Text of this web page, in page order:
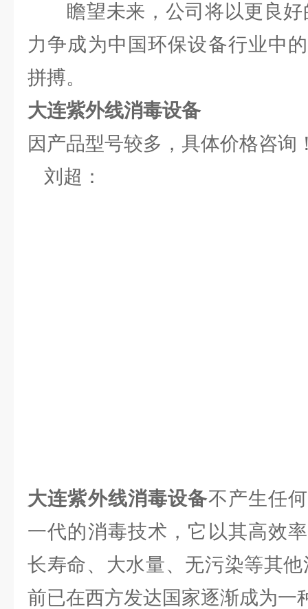
瞻望未来，公司将以更良好
力争成为中国环保设备行业中
拼搏。
大连紫外线消毒设备
因产品型号较多，具体价格咨询
刘超：
大连紫外线消毒设备不产生任
一代的消毒技术，它以其高效
长寿命、大水量、无污染等其
前已在西方发达国家逐渐成为一